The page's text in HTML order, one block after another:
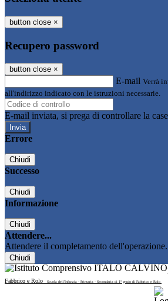
button close ×
Recupero password
button close ×
E-mail Verrà
all'indirizzo indicato con le istruzioni necessarie.
E-mail inviata, si prega di controllare la
Errore
Chiudi
Successo
Chiudi
Informazione
Chiudi
Attendere...
Attendere il completamento
Chiudi
Fabbrico e Rolo
Scuola dell'Infanzia - Primaria - Secondaria di 1° grado di Fabbrico e Rolo